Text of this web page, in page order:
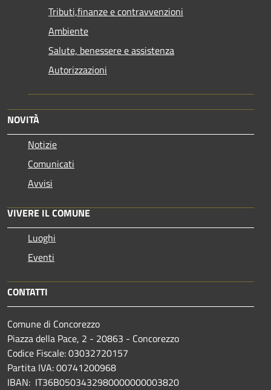
Tributi,finanze e contravvenzioni
Ambiente
Salute, benessere e assistenza
Autorizzazioni
NOVITÀ
Notizie
Comunicati
Avvisi
VIVERE IL COMUNE
Luoghi
Eventi
CONTATTI
Comune di Concorezzo
Piazza della Pace, 2 - 20863 - Concorezzo
Codice Fiscale: 03032720157
Partita IVA: 00741200968
IBAN: IT36B0503432980000000003820